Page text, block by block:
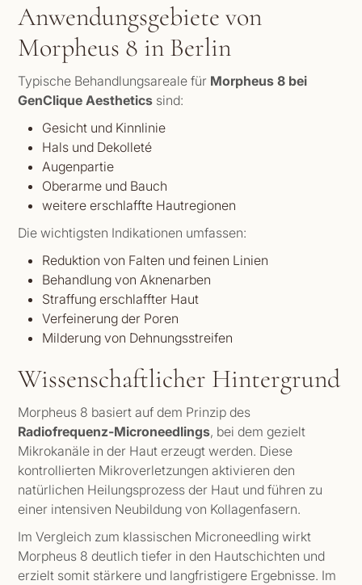
Anwendungsgebiete von
Morpheus 8 in Berlin
Typische Behandlungsareale für Morpheus 8 bei
GenClique Aesthetics sind:
Gesicht und Kinnlinie
Hals und Dekolleté
Augenpartie
Oberarme und Bauch
weitere erschlaffte Hautregionen
Die wichtigsten Indikationen umfassen:
Reduktion von Falten und feinen Linien
Behandlung von Aknenarben
Straffung erschlaffter Haut
Verfeinerung der Poren
Milderung von Dehnungsstreifen
Wissenschaftlicher Hintergrund
Morpheus 8 basiert auf dem Prinzip des
Radiofrequenz-Microneedlings, bei dem gezielt
Mikrokanäle in der Haut erzeugt werden. Diese
kontrollierten Mikroverletzungen aktivieren den
natürlichen Heilungsprozess der Haut und führen zu
einer intensiven Neubildung von Kollagenfasern.
Im Vergleich zum klassischen Microneedling wirkt
Morpheus 8 deutlich tiefer in den Hautschichten und
erzielt somit stärkere und langfristigere Ergebnisse. Im